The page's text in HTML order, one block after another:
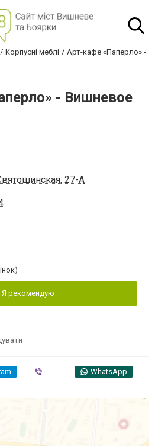
Корпусні меблі
Арт-кафе «Паперло» -
- Вишневое
27-А
Я рекомендую
WhatsApp